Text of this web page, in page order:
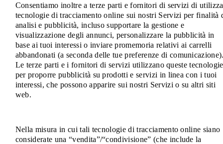
Consentiamo inoltre a terze parti e fornitori di servizi di
tecnologie di tracciamento online sui nostri Servizi per finalità
analisi e pubblicità, incluso supportare la gestione e
visualizzazione degli annunci, personalizzare la pubblicità in
base ai tuoi interessi o inviare promemoria relativi ai carrelli
abbandonati (a seconda delle tue preferenze di
Le terze parti e i fornitori di servizi utilizzano queste tecnologie
per proporre pubblicità su prodotti e servizi in linea con i tuoi
interessi, che possono apparire sui nostri Servizi o su altri siti
web.
Nella misura in cui tali tecnologie di tracciamento online siano
considerate una “vendita”/“condivisione” (che include la